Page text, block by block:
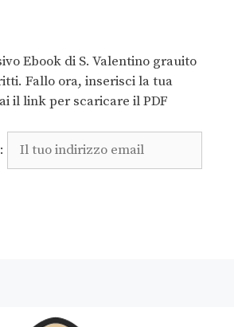
Ebook di S. Valentino grauito
Fallo ora, inserisci la tua
il link per scaricare il PDF